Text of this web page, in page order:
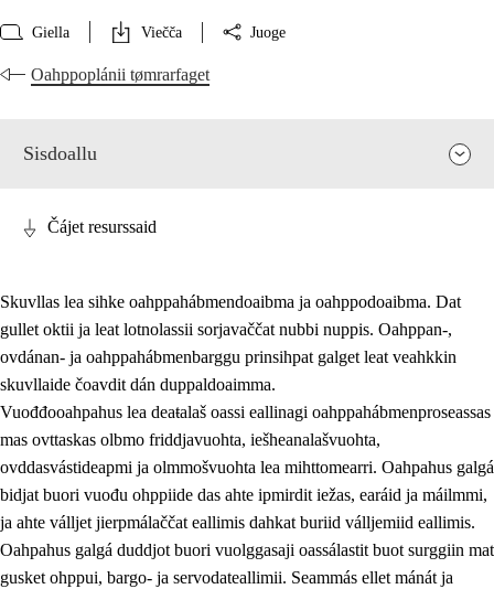
Giella Viečča Juoge
Oahppoplánii tømrarfaget
Sisdoallu
2. Oahppama prinsihpat, ovdáneapmi ja oahppahábmen
2.1 Sosiála oahppan ja ovdáneapmi
Čájet resurssaid
Skuvllas lea sihke oahppahábmendoaibma ja oahppodoaibma. Dat
gullet oktii ja leat lotnolassii sorjavaččat nubbi nuppis. Oahppan-,
ovdánan- ja oahppahábmenbarggu prinsihpat galget leat veahkkin
skuvllaide čoavdit dán duppaldoaimma.
Vuođđooahpahus lea deaŧalaš oassi eallinagi oahppahábmenproseassas
mas ovttaskas olbmo friddjavuohta, iešheanalašvuohta,
ovddasvástideapmi ja olmmošvuohta lea mihttomearri. Oahpahus galgá
bidjat buori vuođu ohppiide das ahte ipmirdit iežas, earáid ja máilmmi,
ja ahte válljet jierpmálaččat eallimis dahkat buriid válljemiid eallimis.
Oahpahus galgá duddjot buori vuolggasaji oassálastit buot surggiin mat
gusket ohppui, bargo- ja servodateallimii. Seammás ellet mánát ja